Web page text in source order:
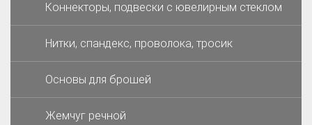
Коннекторы, подвески с ювелирным стеклом
Нитки, спандекс, проволока, тросик
Основы для брошей
Жемчуг речной